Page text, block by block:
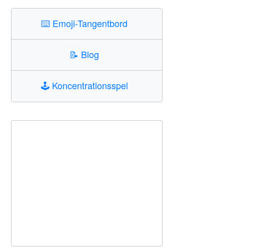
⌨️ Emoji-Tangentbord
📝 Blog
🕹️ Koncentrationsspel